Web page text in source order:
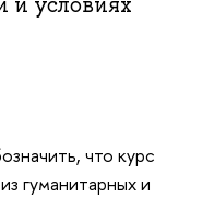
что курс
гуманитарных и